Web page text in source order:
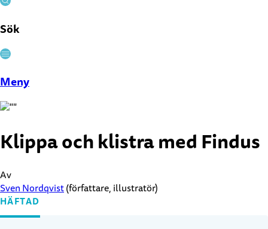
Sök
Stäng
Meny
Klippa och klistra med Findus
Av
Sven Nordqvist(författare, illustratör)
HÄFTAD